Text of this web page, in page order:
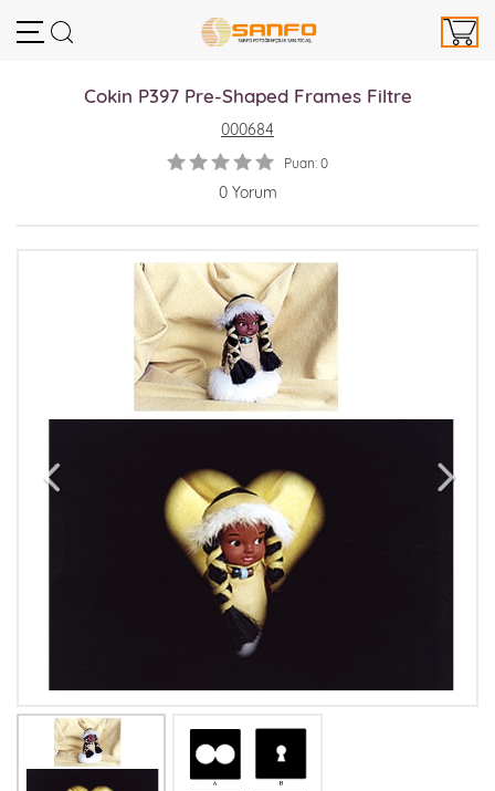
Cokin P397 Pre-Shaped Frames Filtre
000684
Puan: 0
0 Yorum